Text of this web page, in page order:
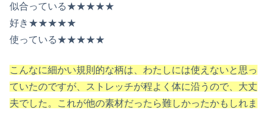
似合っている★★★★★
好き★★★★★
使っている★★★★★
こんなに細かい規則的な柄は、わたしには使えないと思っ
ていたのですが、ストレッチが程よく体に沿うので、大丈
夫でした。これが他の素材だったら難しかったかもしれま